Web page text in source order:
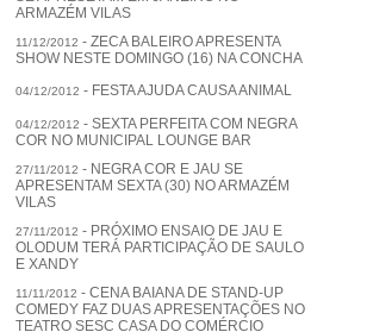
ARMAZÉM VILAS
11/12/2012 - ZECA BALEIRO APRESENTA
SHOW NESTE DOMINGO (16) NA CONCHA
04/12/2012 - FESTA AJUDA CAUSA ANIMAL
04/12/2012 - SEXTA PERFEITA COM NEGRA
COR NO MUNICIPAL LOUNGE BAR
27/11/2012 - NEGRA COR E JAU SE
APRESENTAM SEXTA (30) NO ARMAZÉM
VILAS
27/11/2012 - PRÓXIMO ENSAIO DE JAU E
OLODUM TERÁ PARTICIPAÇÃO DE SAULO
E XANDY
11/11/2012 - CENA BAIANA DE STAND-UP
COMEDY FAZ DUAS APRESENTAÇÕES NO
TEATRO SESC CASA DO COMÉRCIO